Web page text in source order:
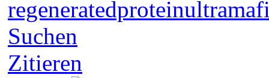
regeneratedprotein
Suchen
Zitieren